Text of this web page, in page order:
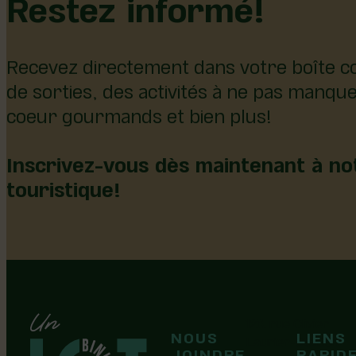
Recevez directement dans votre boîte
de sorties, des activités à ne pas
coeur gourmands et bien plus!
Inscrivez-vous dès maintenant à
touristique!
NOUS
Laurier-Station
LIENS